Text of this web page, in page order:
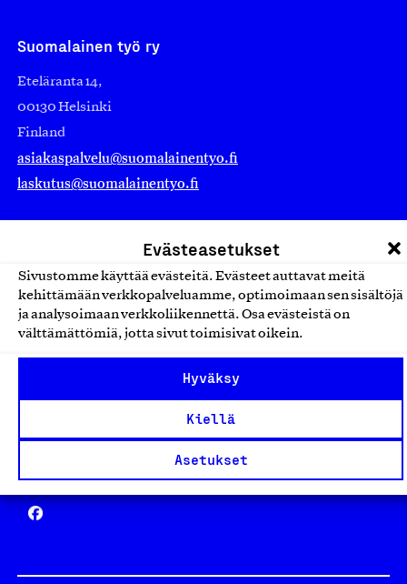
Evästeasetukset
Sivustomme käyttää evästeitä. Evästeet auttavat meitä
kehittämään verkkopalveluamme, optimoimaan sen sisältöjä
ja analysoimaan verkkoliikennettä. Osa evästeistä on
välttämättömiä, jotta sivut toimisivat oikein.
Hyväksy
Kiellä
Asetukset
Suomalainen työ ry
Eteläranta 14,
00130 Helsinki
Finland
asiakaspalvelu@suomalainentyo.fi
laskutus@suomalainentyo.fi
Avainlippu
Yhteiskunnallinen Yritys -merkki